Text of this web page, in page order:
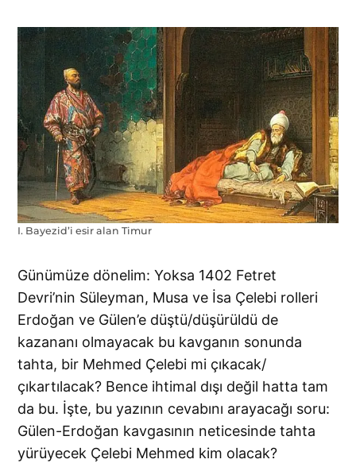
I. Bayezid’i esir alan Timur
Günümüze dönelim: Yoksa 1402 Fetret
Devri’nin Süleyman, Musa ve İsa Çelebi rolleri
Erdoğan ve Gülen’e düştü/düşürüldü de
kazananı olmayacak bu kavganın sonunda
tahta, bir Mehmed Çelebi mi çıkacak/
çıkartılacak? Bence ihtimal dışı değil hatta tam
da bu. İşte, bu yazının cevabını arayacağı soru:
Gülen-Erdoğan kavgasının neticesinde tahta
yürüyecek Çelebi Mehmed kim olacak?